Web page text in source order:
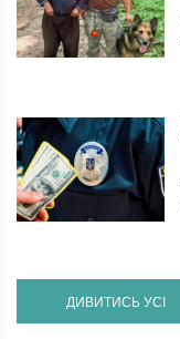
ДИВИТИСЬ УСІ